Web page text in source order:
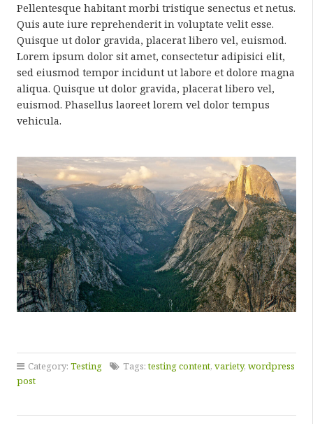
Pellentesque habitant morbi tristique senectus et netus.
Quis aute iure reprehenderit in voluptate velit esse.
Quisque ut dolor gravida, placerat libero vel, euismod.
Lorem ipsum dolor sit amet, consectetur adipisici elit,
sed eiusmod tempor incidunt ut labore et dolore magna
aliqua. Quisque ut dolor gravida, placerat libero vel,
euismod. Phasellus laoreet lorem vel dolor tempus
vehicula.
Category: Testing Tags:testing content, variety, wordpress
post